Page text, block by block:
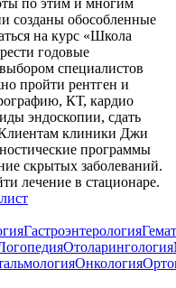
созданы обособленные
на курс «Школа
годовые
специалистов
пройти рентген и
КТ, кардио
эндоскопии, сдать
клиники Джи
программы
скрытых заболеваний.
лечение в стационаре.
Гастроэнтерология
Отоларингология
Онкология